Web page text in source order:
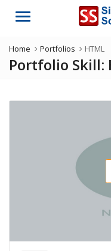
Menu
Home Portfolios HTML
Portfolio Skill: